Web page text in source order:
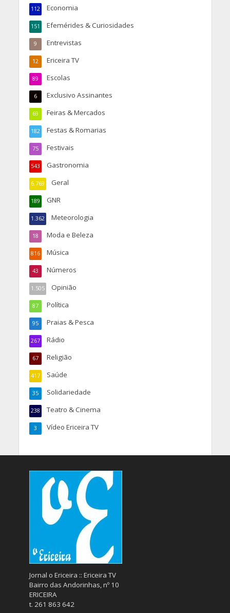
Economia
112
Efemérides & Curiosidades
151
Entrevistas
9
Ericeira TV
12
Escolas
89
Exclusivo Assinantes
6
Feiras & Mercados
69
Festas & Romarias
182
Festivais
75
Gastronomia
543
Geral
6.769
GNR
189
Meteorologia
1.362
Moda e Beleza
18
Música
816
Números
43
Opinião
1.505
Política
87
Praias & Pesca
95
Rádio
267
Religião
67
Saúde
417
Solidariedade
35
Teatro & Cinema
238
Vídeo Ericeira TV
3
Jornal o Ericeira :: Ericeira TV
Bairro das Andorinhas, nº 10
ERICEIRA
t. 261 863 642